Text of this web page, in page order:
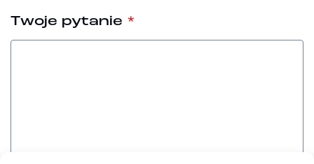
Twoje pytanie *